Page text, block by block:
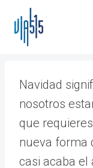
Saltar
contenido
Navidad
nosotros
que
nueva forma
casi acaba el